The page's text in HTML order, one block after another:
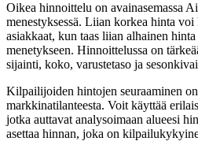
Oikea hinnoittelu on avainasemassa
menestyksessä. Liian korkea hinta voi
asiakkaat, kun taas liian alhainen
menetykseen. Hinnoittelussa on
sijainti, koko, varustetaso ja
Kilpailijoiden hintojen seuraaminen
markkinatilanteesta. Voit käyttää
jotka auttavat analysoimaan alueesi
asettaa hinnan, joka on